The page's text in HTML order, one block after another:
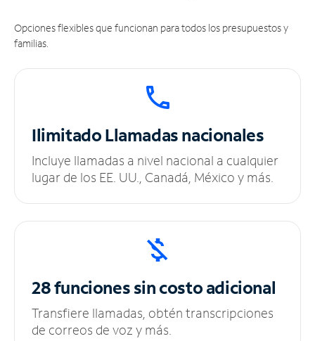
Opciones flexibles que funcionan para todos los presupuestos y
familias.
IlimitadoLlamadas nacionales
Incluye llamadas a nivel nacional a cualquier
lugar de los EE. UU., Canadá, México y más.
28 funciones sincosto adicional
Transfiere llamadas, obtén transcripciones
de correos de voz y más.